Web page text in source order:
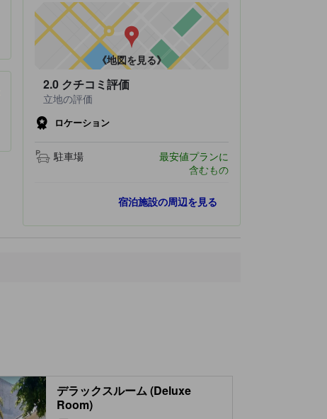
《地図を見る》
2.0 クチコミ評価
立地の評価
ロケーション
駐車場
最安値プランに
含むもの
宿泊施設の周辺を見る
デラックスルーム (Deluxe
Room)